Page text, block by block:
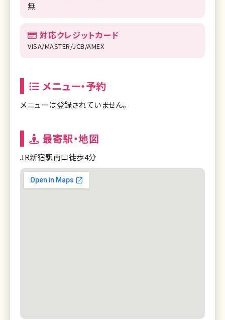
無
対応クレジットカード
VISA/MASTER/JCB/AMEX
メニュー・予約
メニューは登録されていません。
最寄駅・地図
JR新宿駅南口徒歩4分